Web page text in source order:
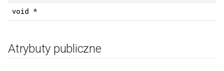
void *
Atrybuty publiczne